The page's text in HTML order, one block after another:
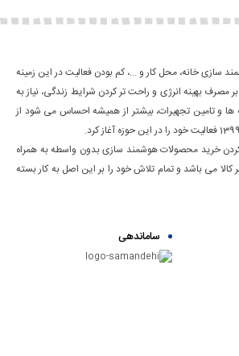
سازی خانه، محل کار و ...، کم بودن فعالیت در این زمینه
مصرف بهینه انرژی و راحت تر کردن شرایط زندگی، نیاز به
و تامین تجهیرات، بیشتر از همیشه احساس می شود از
خرید محصولات هوشمند سازی بدون واسطه به همراه
می باشد و تمام تلاش خود را بر این اصل به کار بسته
ساماندهی